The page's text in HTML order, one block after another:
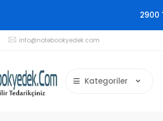
2900
info@notebookyedek.com
Kategoriler